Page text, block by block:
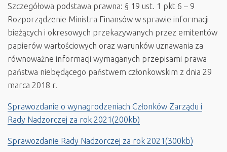
Szczegółowa podstawa prawna: § 19 ust. 1 pkt 6 – 9
Rozporządzenie Ministra Finansów w sprawie informacji
bieżących i okresowych przekazywanych przez emitentów
papierów wartościowych oraz warunków uznawania za
równoważne informacji wymaganych przepisami prawa
państwa niebędącego państwem członkowskim z dnia 29
marca 2018 r.
Sprawozdanie o wynagrodzeniach Członków Zarządu i
Rady Nadzorczej za rok 2021(200kb)
Sprawozdanie Rady Nadzorczej za rok 2021(300kb)